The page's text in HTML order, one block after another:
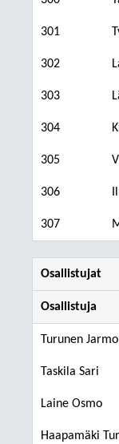
301
302
303
304
305
306
307
Osallistujat
Osallistuja
Turunen Jarmo
Taskila Sari
Laine Osmo
Haapamäki